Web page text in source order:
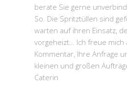
berate Sie gerne
So. Die Spritztüllen sind
warten auf ihren Einsatz,
vorgeheizt… Ich freue mich
Kommentar, Ihre Anfrage
kleinen und großen
Caterin